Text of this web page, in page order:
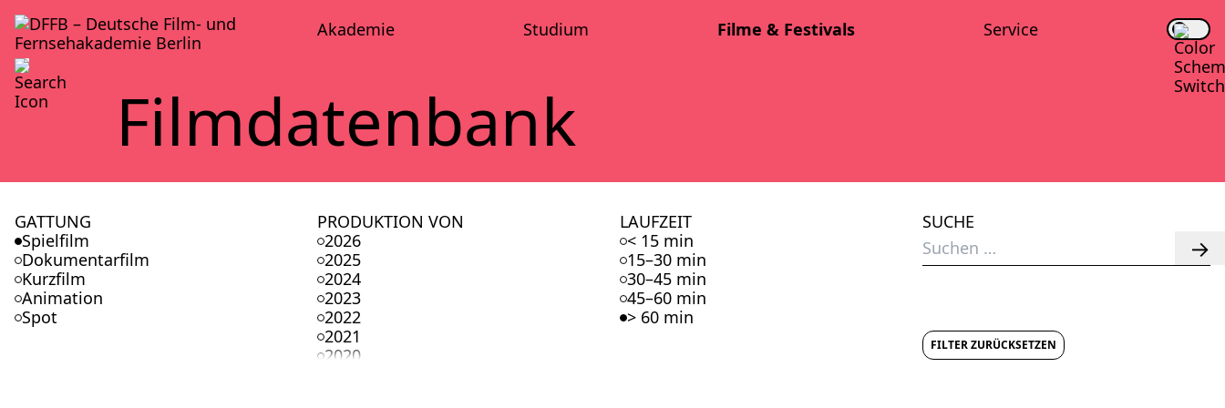
Aka­de­mie Stu­di­um Fil­me & Fes­ti­vals Ser­vice
Film­da­ten­bank
GATTUNG
Spielfilm
Dokumentarfilm
Kurzfilm
Animation
Spot
PRODUKTION VON
2026
2025
2024
2023
2022
2021
2020
LAUFZEIT
< 15 min
15–30 min
30–45 min
45–60 min
> 60 min
SUCHE
Suchen
nach:
FILTER ZURÜCKSETZEN